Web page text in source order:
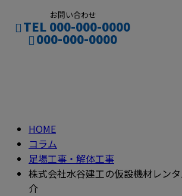
お問い合わせ
TEL 000-000-0000
000-000-0000
HOME
コラム
足場工事・解体工事
株式会社水谷建工の仮設機材レン
介